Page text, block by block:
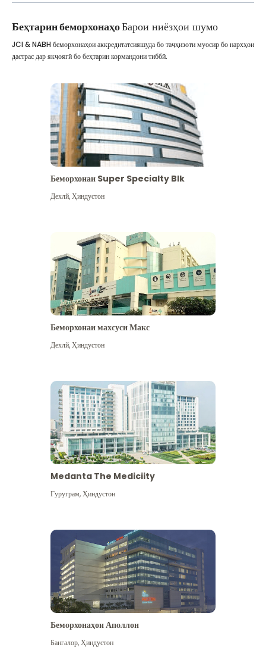
Беҳтарин беморхонаҳоБарои ниёзҳои шумо
Бештар дидан
JCI & NABH беморхонаҳои аккредитатсияшуда бо таҷҳизоти муосир бо нархҳои
дастрас дар якҷоягӣ бо беҳтарин кормандони тиббӣ.
Беморхонаи Super Specialty Blk
Дехлй,Ҳиндустон
Беморхонаи махсуси Макс
Дехлй,Ҳиндустон
Medanta The Mediciity
Гуруграм,Ҳиндустон
Беморхонаҳои Аполлон
Бангалор,Ҳиндустон